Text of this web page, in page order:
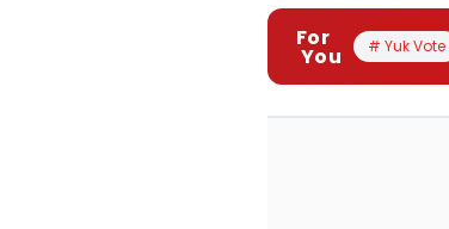
For
You # Yuk Vote